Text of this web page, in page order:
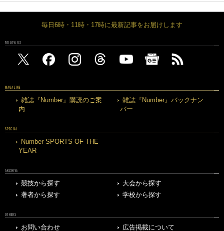
毎日6時・11時・17時に最新記事をお届けします
FOLLOW US
MAGAZINE
雑誌『Number』購読のご案
内
雑誌『Number』バックナン
バー
SPECIAL
Number SPORTS OF THE
YEAR
ARCHIVE
競技から探す
大会から探す
著者から探す
学校から探す
OTHERS
お問い合わせ 広告掲載について